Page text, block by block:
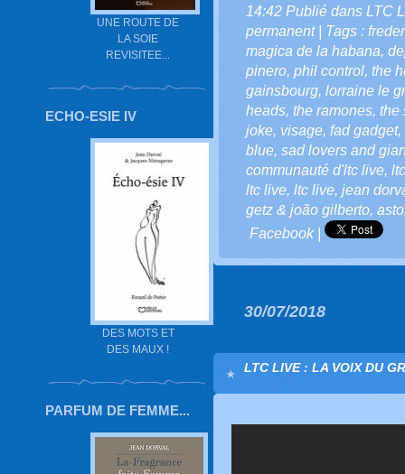
UNE ROUTE DE
LA SOIE
REVISITEE...
ECHO-ESIE IV
DES MOTS ET
DES MAUX !
PARFUM DE FEMME...
14:42 Publié dans LTC
permanent| Tags :
magica de la habana,
pinero, phil control, the
gainsbourg, lorraine le
heads, the ramones, the
joke, visage, fad gadget,
blue, sad lovers and
communauté d'ltc live,
ltc live, ltc live, jean
getz & joão gilberto,
Facebook|
30/07/2018
LTC LIVE : LA VOIX DU